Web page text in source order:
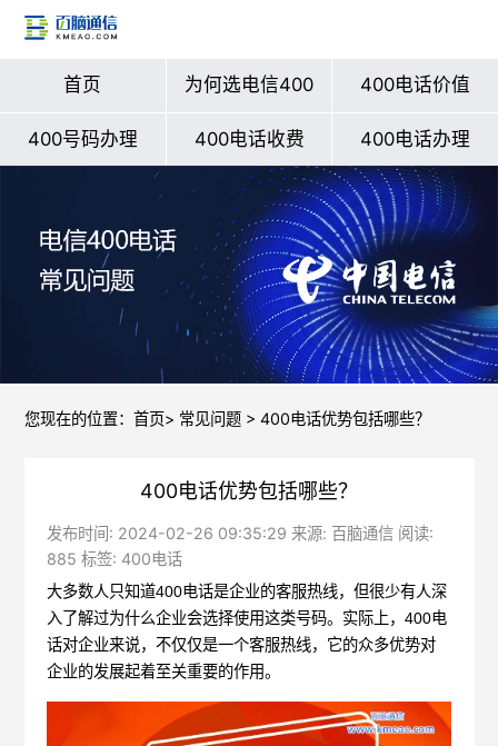
首页 为何选电信400 400电话价值
400号码办理 400电话收费 400电话办理
您现在的位置： 首页> 常见问题> 400电话优势包括哪些？
400电话优势包括哪些？
发布时间: 2024-02-26 09:35:29 来源: 百脑通信 阅读:
885 标签: 400电话
大多数人只知道400电话是企业的客服热线，但很少有人深
入了解过为什么企业会选择使用这类号码。实际上，400电
话对企业来说，不仅仅是一个客服热线，它的众多优势对
企业的发展起着至关重要的作用。